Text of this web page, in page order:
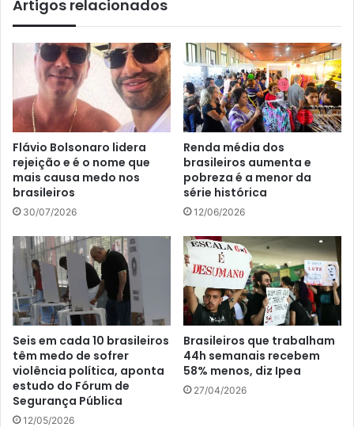
Artigos relacionados
Flávio Bolsonaro lidera
rejeição e é o nome que
mais causa medo nos
brasileiros
30/07/2026
Renda média dos
brasileiros aumenta e
pobreza é a menor da
série histórica
12/06/2026
Seis em cada 10 brasileiros
têm medo de sofrer
violência política, aponta
estudo do Fórum de
Segurança Pública
12/05/2026
Brasileiros que trabalham
44h semanais recebem
58% menos, diz Ipea
27/04/2026